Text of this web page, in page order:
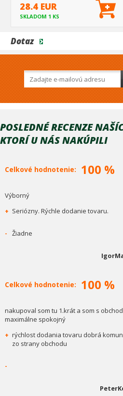
28.4 EUR
SKLADOM 1 KS
Dotaz
POSLEDNÉ RECENZE
KTORÍ U NÁS NAKÚPILI
Celkové hodnotenie: 100 %
Výborný
+ Seriózny. Rýchle dodanie tovaru.
- Žiadne
Celkové hodnotenie: 100 %
nakupoval som tu 1.krát a som s
maximálne spokojný
+ rýchlost dodania tovaru dobrá
zo strany obchodu
-